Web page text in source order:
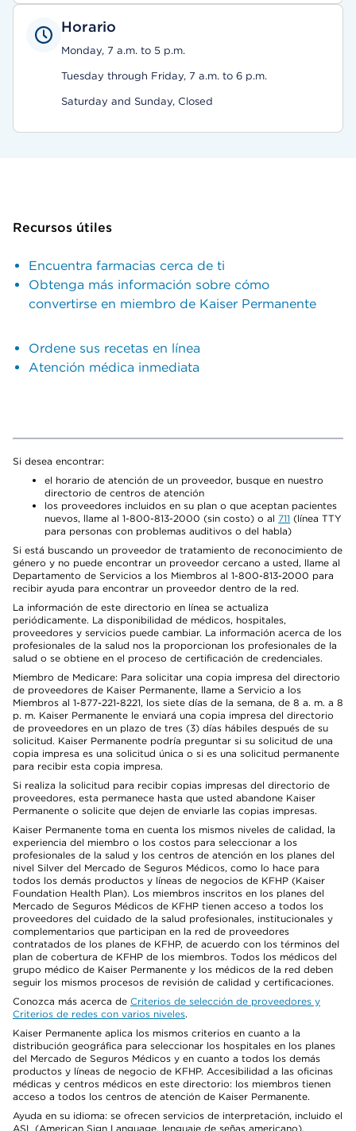
Horario
Monday, 7 a.m. to 5 p.m.
Tuesday through Friday, 7 a.m. to 6 p.m.
Saturday and Sunday, Closed
Recursos útiles
Encuentra farmacias cerca de ti
Obtenga más información sobre cómo
convertirse en miembro de Kaiser Permanente
Ordene sus recetas en línea
Atención médica inmediata
Si desea encontrar:
el horario de atención de un proveedor, busque en nuestro
directorio de centros de atención
los proveedores incluidos en su plan o que aceptan pacientes
nuevos, llame al 1-800-813-2000 (sin costo) o al 711 (línea TTY
para personas con problemas auditivos o del habla)
Si está buscando un proveedor de tratamiento de reconocimiento de
género y no puede encontrar un proveedor cercano a usted, llame al
Departamento de Servicios a los Miembros al 1-800-813-2000 para
recibir ayuda para encontrar un proveedor dentro de la red.
La información de este directorio en línea se actualiza
periódicamente. La disponibilidad de médicos, hospitales,
proveedores y servicios puede cambiar. La información acerca de los
profesionales de la salud nos la proporcionan los profesionales de la
salud o se obtiene en el proceso de certificación de credenciales.
Miembro de Medicare: Para solicitar una copia impresa del directorio
de proveedores de Kaiser Permanente, llame a Servicio a los
Miembros al 1-877-221-8221, los siete días de la semana, de 8 a. m. a 8
p. m. Kaiser Permanente le enviará una copia impresa del directorio
de proveedores en un plazo de tres (3) días hábiles después de su
solicitud. Kaiser Permanente podría preguntar si su solicitud de una
copia impresa es una solicitud única o si es una solicitud permanente
para recibir esta copia impresa.
Si realiza la solicitud para recibir copias impresas del directorio de
proveedores, esta permanece hasta que usted abandone Kaiser
Permanente o solicite que dejen de enviarle las copias impresas.
Kaiser Permanente toma en cuenta los mismos niveles de calidad, la
experiencia del miembro o los costos para seleccionar a los
profesionales de la salud y los centros de atención en los planes del
nivel Silver del Mercado de Seguros Médicos, como lo hace para
todos los demás productos y líneas de negocios de KFHP (Kaiser
Foundation Health Plan). Los miembros inscritos en los planes del
Mercado de Seguros Médicos de KFHP tienen acceso a todos los
proveedores del cuidado de la salud profesionales, institucionales y
complementarios que participan en la red de proveedores
contratados de los planes de KFHP, de acuerdo con los términos del
plan de cobertura de KFHP de los miembros. Todos los médicos del
grupo médico de Kaiser Permanente y los médicos de la red deben
seguir los mismos procesos de revisión de calidad y certificaciones.
Conozca más acerca de Criterios de selección de proveedores y
Criterios de redes con varios niveles.
Kaiser Permanente aplica los mismos criterios en cuanto a la
distribución geográfica para seleccionar los hospitales en los planes
del Mercado de Seguros Médicos y en cuanto a todos los demás
productos y líneas de negocio de KFHP. Accesibilidad a las oficinas
médicas y centros médicos en este directorio: los miembros tienen
acceso a todos los centros de atención de Kaiser Permanente.
Ayuda en su idioma: se ofrecen servicios de interpretación, incluido el
ASL (American Sign Language, lenguaje de señas americano),